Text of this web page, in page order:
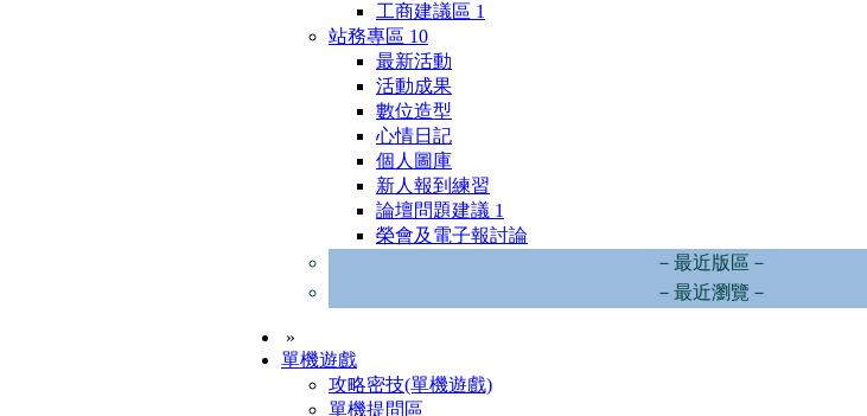
工商建議區 1
站務專區 10
最新活動
活動成果
數位造型
心情日記
個人圖庫
新人報到練習
論壇問題建議 1
榮會及電子報討論
－最近版區－
－最近瀏覽－
»
單機遊戲
攻略密技(單機遊戲)
單機提問區